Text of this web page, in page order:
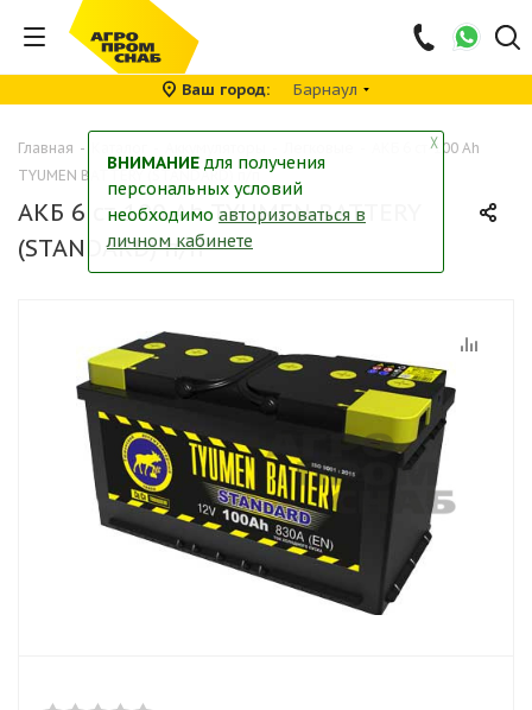
Ваш город Барнаул
Главная -
АКБ 6 ст-100 Ah
TYUMEN BATTERY (STANDARD) п/п
АКБ 6 ст-100 Ah TYUMEN BATTERY
(STANDARD) п/п
╳
ВНИМАНИЕ для получения
персональных условий
необходимо авторизоваться в
личном кабинете